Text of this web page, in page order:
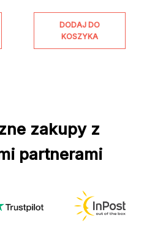
DODAJ DO
KOSZYKA
zakupy z
partnerami